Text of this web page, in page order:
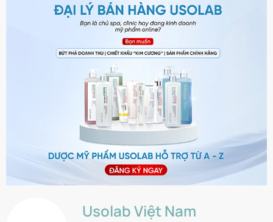
Usolab Việt Nam